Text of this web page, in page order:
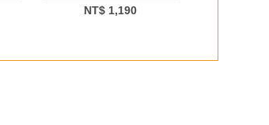
NT$ 1,190